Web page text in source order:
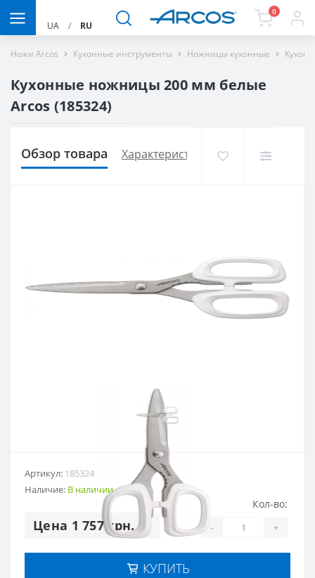
UA / RU
0
Ножи Arcos Кухонные инструменты Ножницы кухонные
Кухонные ножницы 200 мм белые
Arcos (185324)
Обзор товара Характеристики Доставка и
Артикул: 185324
Наличие: В наличии
Цена 1 757 грн.
Кол-во:
- +
КУПИТЬ